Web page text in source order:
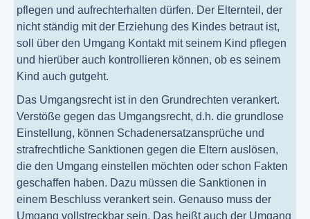
pflegen und aufrechterhalten dürfen. Der Elternteil, der
nicht ständig mit der Erziehung des Kindes betraut ist,
soll über den Umgang Kontakt mit seinem Kind pflegen
und hierüber auch kontrollieren können, ob es seinem
Kind auch gutgeht.
Das Umgangsrecht ist in den Grundrechten verankert.
Verstöße gegen das Umgangsrecht, d.h. die grundlose
Einstellung, können Schadenersatzansprüche und
strafrechtliche Sanktionen gegen die Eltern auslösen,
die den Umgang einstellen möchten oder schon Fakten
geschaffen haben. Dazu müssen die Sanktionen in
einem Beschluss verankert sein. Genauso muss der
Umgang vollstreckbar sein. Das heißt auch der Umgang